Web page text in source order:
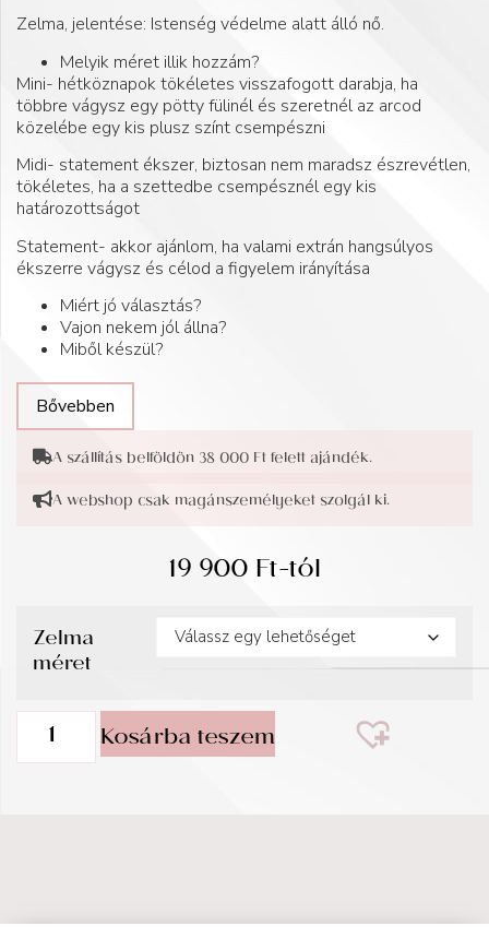
Zelma, jelentése: Istenség védelme alatt álló nő.
Melyik méret illik hozzám?
Mini- hétköznapok tökéletes visszafogott darabja, ha
többre vágysz egy pötty fülinél és szeretnél az arcod
közelébe egy kis plusz színt csempészni
Midi- statement ékszer, biztosan nem maradsz észrevétlen,
tökéletes, ha a szettedbe csempésznél egy kis
határozottságot
Statement- akkor ajánlom, ha valami extrán hangsúlyos
ékszerre vágysz és célod a figyelem irányítása
Miért jó választás?
Vajon nekem jól állna?
Miből készül?
Bővebben
A szállítás belföldön 38 000 Ft felett ajándék.
A webshop csak magánszemélyeket szolgál ki.
19 900Ft-tól
Zelma
méret
Kosárba teszem